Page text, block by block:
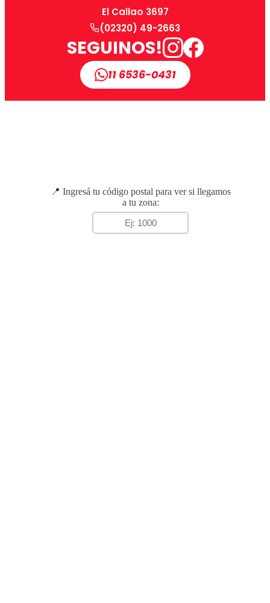
El Callao 3697
(02320) 49-2663
SEGUINOS!
11 6536-0431
📍 Ingresá tu código postal para ver si llegamos
a tu zona: